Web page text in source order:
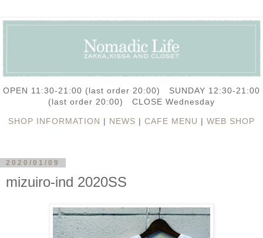
OPEN 11:30-21:00 (last order 20:00) SUNDAY 12:30-21:00
(last order 20:00) CLOSE Wednesday
SHOP INFORMATION | NEWS | CAFE MENU | WEB SHOP
2020/01/09
mizuiro-ind 2020SS